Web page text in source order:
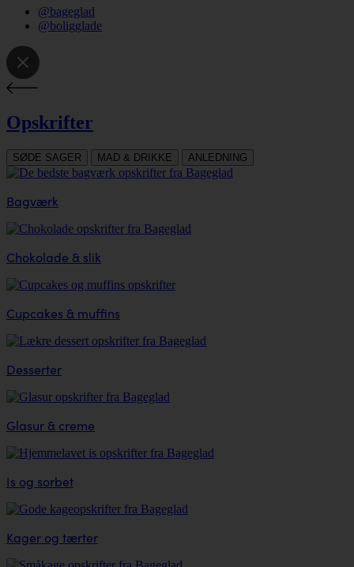
@bageglad
@boligglade
Opskrifter
SØDE SAGER MAD & DRIKKE ANLEDNING
Bagværk
Chokolade & slik
Cupcakes & muffins
Desserter
Glasur & creme
Is og sorbet
Kager og tærter